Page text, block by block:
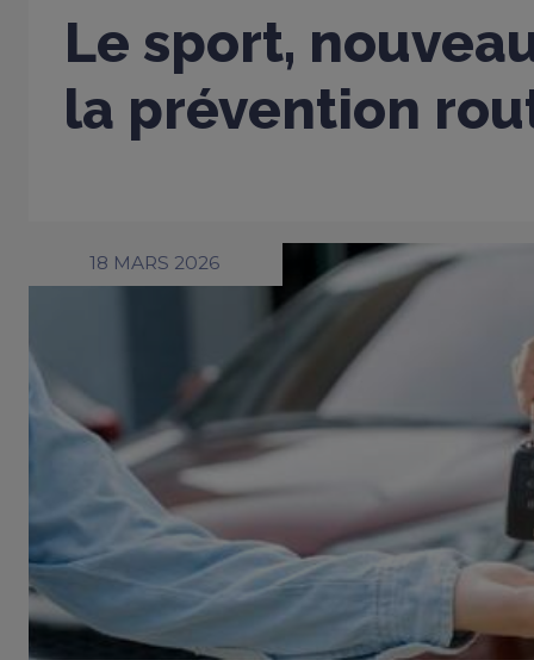
Le sport,
la prévention
18 MARS 2026